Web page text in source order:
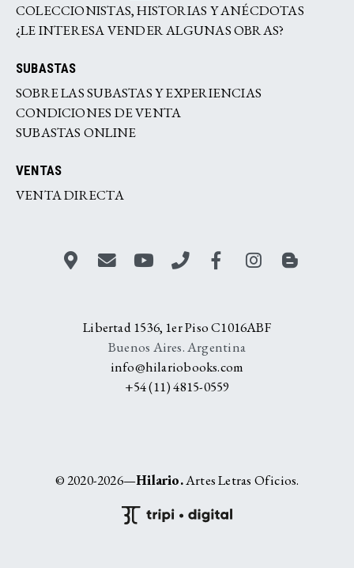
COLECCIONISTAS, HISTORIAS Y ANÉCDOTAS
¿LE INTERESA VENDER ALGUNAS OBRAS?
SUBASTAS
SOBRE LAS SUBASTAS Y EXPERIENCIAS
CONDICIONES DE VENTA
SUBASTAS ONLINE
VENTAS
VENTA DIRECTA
Libertad 1536, 1er Piso C1016ABF
Buenos Aires. Argentina
info@hilariobooks.com
+54 (11) 4815-0559
© 2020-2026—Hilario.Artes Letras Oficios.